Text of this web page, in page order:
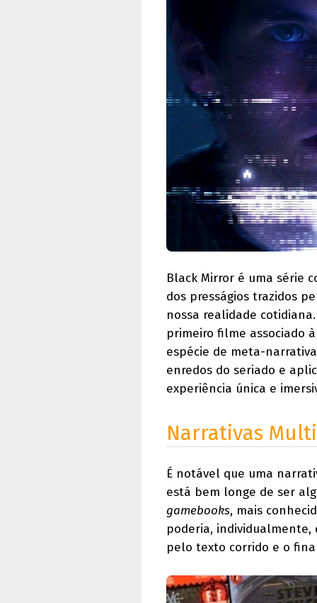
Black Mirror é uma série
dos presságios trazidos
nossa realidade
primeiro filme associado
espécie de meta-
enredos do seriado e
experiência única e
Narrativas
É notável que uma
está bem longe de ser
gamebooks, mais
poderia,
pelo texto corrido e o